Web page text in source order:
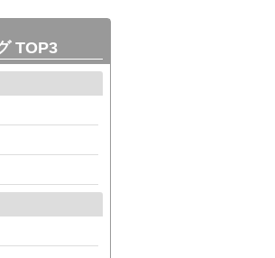
TOP3